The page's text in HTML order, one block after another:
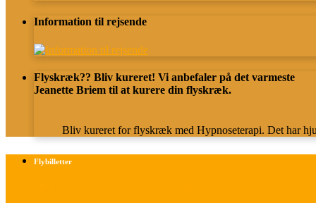
Information til rejsende
Flyskræk?? Bliv kureret! Vi anbefaler på det varmeste
Jeanette Briem til at kurere din flyskræk.
Bliv kureret for flyskræk med Hypnoseterapi. Det har
Flybilletter